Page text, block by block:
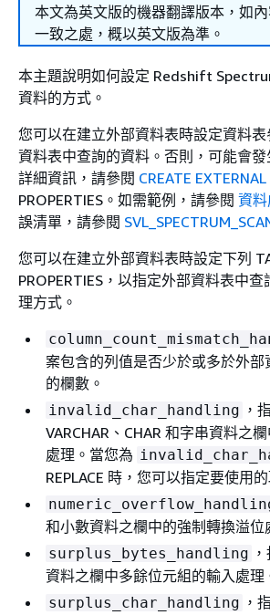
本文為英文版的機器翻譯版本，如
一致之處，概以英文版為準。
本主題說明如何設定 Redshift
資料的方式。
您可以在建立外部資料表時設定資料
資料表中查詢的資料。否則，可能會
詳細資訊，請參閱 CREATE EXTERNAL
PROPERTIES。如需範例，請參閱 資料
誤清單，請參閱
您可以在建立外部資料表時設定下列
PROPERTIES，以指定外部資料表中
理方式。
案包含的列值是否少於或多於外部
的欄數。
invalid_char_handling ，
VARCHAR、CHAR 和字串資料之
處理。當您為
REPLACE 時，您可以指定要使用
和小數資料之欄中的強制轉換溢位
surplus_bytes_handling
資料之欄中多餘位元組的輸入處理
surplus_char_handling ，